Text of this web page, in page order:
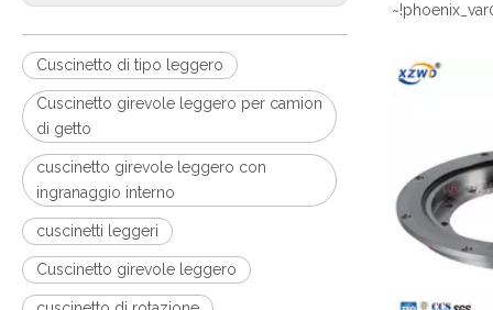
Cuscinetto di tipo leggero
Cuscinetto girevole leggero per camion
di getto
cuscinetto girevole leggero con
ingranaggio interno
cuscinetti leggeri
Cuscinetto girevole leggero